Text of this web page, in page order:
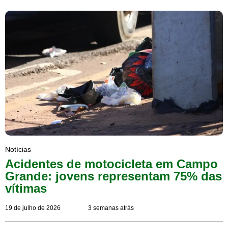
Notícias
Acidentes de motocicleta em Campo
Grande: jovens representam 75% das
vítimas
19 de julho de 2026 3 semanas atrás